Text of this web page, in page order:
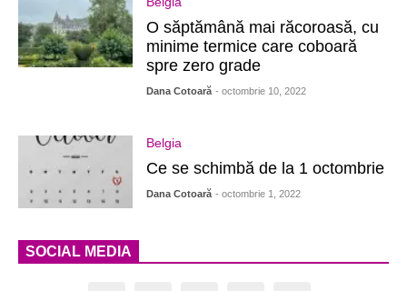
O săptămână mai răcoroasă, cu
minime termice care coboară
spre zero grade
Dana Cotoară - octombrie 10, 2022
Belgia
Ce se schimbă de la 1 octombrie
Dana Cotoară - octombrie 1, 2022
SOCIAL MEDIA